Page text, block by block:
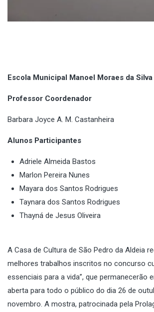
Escola Municipal Manoel Moraes da Silva
Professor Coordenador
Barbara Joyce A. M. Castanheira
Alunos Participantes
Adriele Almeida Bastos
Marlon Pereira Nunes
Mayara dos Santos Rodrigues
Taynara dos Santos Rodrigues
Thayná de Jesus Oliveira
A Casa de Cultura de São Pedro da Aldeia
melhores trabalhos inscritos no concurso
essenciais para a vida”, que permanecerão
aberta para todo o público do dia 26 de
novembro. A mostra, patrocinada pela